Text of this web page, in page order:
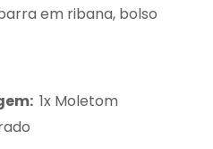
em ribana, bolso
1x Moletom